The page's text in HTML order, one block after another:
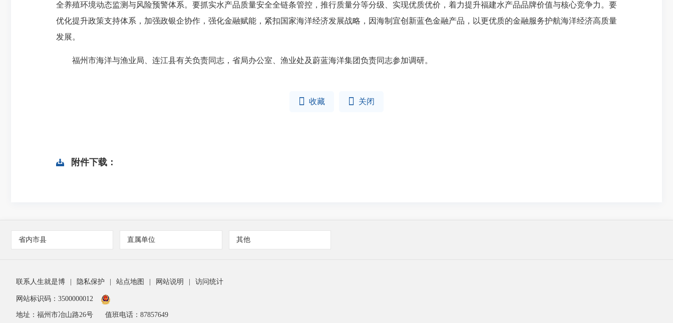
全养殖环境动态监测与风险预警体系。要抓实水产品质量安全全链条管控，推行质量分等分级、实现优质优价，着力提升福建水产品品牌价值与核心竞争力。要
优化提升政策支持体系，加强政银企协作，强化金融赋能，紧扣国家海洋经济发展战略，因海制宜创新蓝色金融产品，以更优质的金融服务护航海洋经济高质量
发展。
福州市海洋与渔业局、连江县有关负责同志，省局办公室、渔业处及蔚蓝海洋集团负责同志参加调研。
 收藏  关闭
附件下载：
省内市县 直属单位 其他
联系人生就是博 隐私保护 站点地图 网站说明 访问统计
网站标识码：3500000012
地址：福州市冶山路26号 值班电话：87857649